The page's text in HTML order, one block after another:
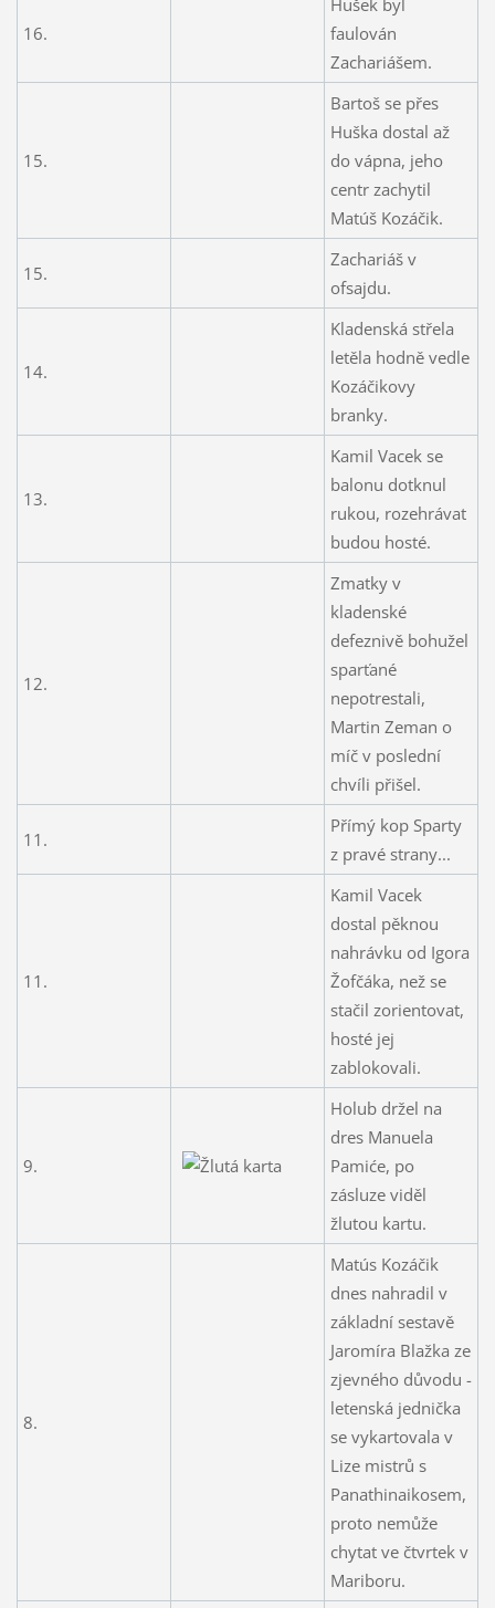
16.
faulován
Zachariášem.
15.
Bartoš se přes
Huška dostal až
do vápna, jeho
centr zachytil
Matúš Kozáčik.
15.
Zachariáš v
ofsajdu.
14.
Kladenská střela
letěla hodně vedle
Kozáčikovy
branky.
13.
Kamil Vacek se
balonu dotknul
rukou, rozehrávat
budou hosté.
12.
Zmatky v
kladenské
defeznivě bohužel
sparťané
nepotrestali,
Martin Zeman o
míč v poslední
chvíli přišel.
11.
Přímý kop Sparty
z pravé strany...
11.
Kamil Vacek
dostal pěknou
nahrávku od Igora
Žofčáka, než se
stačil zorientovat,
hosté jej
zablokovali.
9.
Holub držel na
dres Manuela
Pamiće, po
zásluze viděl
žlutou kartu.
8.
Matús Kozáčik
dnes nahradil v
základní sestavě
Jaromíra Blažka ze
zjevného důvodu -
letenská jednička
se vykartovala v
Lize mistrů s
Panathinaikosem,
proto nemůže
chytat ve čtvrtek v
Mariboru.